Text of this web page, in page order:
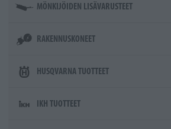
MÖNKIJÖIDEN LISÄVARUSTEET
RAKENNUSKONEET
HUSQVARNA TUOTTEET
IKH TUOTTEET